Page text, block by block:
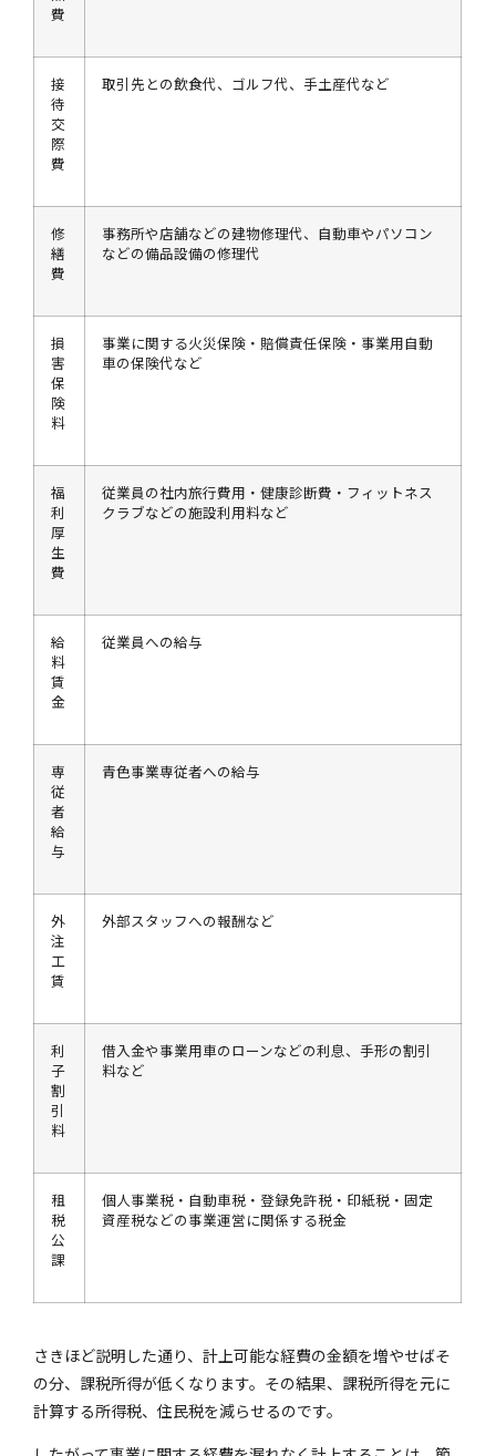
費
接
待
交
際
費
取引先との飲食代、ゴルフ代、手土産代など
修
繕
費
事務所や店舗などの建物修理代、自動車やパソコン
などの備品設備の修理代
損
害
保
険
料
事業に関する火災保険・賠償責任保険・事業用自動
車の保険代など
福
利
厚
生
費
従業員の社内旅行費用・健康診断費・フィットネス
クラブなどの施設利用料など
給
料
賃
金
従業員への給与
専
従
者
給
与
青色事業専従者への給与
外
注
工
賃
外部スタッフへの報酬など
利
子
割
引
料
借入金や事業用車のローンなどの利息、手形の割引
料など
租
税
公
課
個人事業税・自動車税・登録免許税・印紙税・固定
資産税などの事業運営に関係する税金
さきほど説明した通り、計上可能な経費の金額を増やせばそ
の分、課税所得が低くなります。その結果、課税所得を元に
計算する所得税、住民税を減らせるのです。